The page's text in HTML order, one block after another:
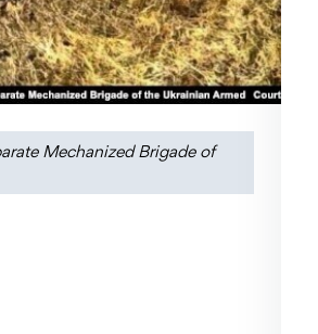
Mechanized Brigade of